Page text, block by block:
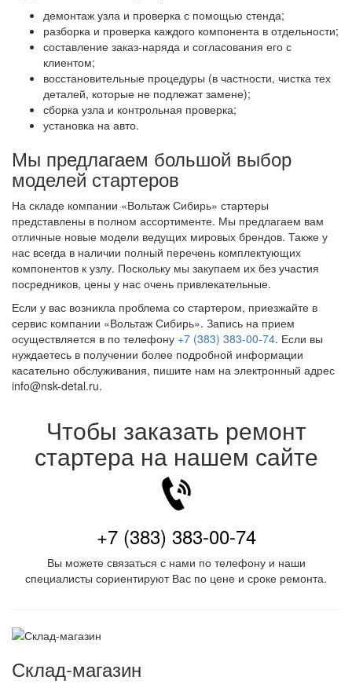
демонтаж узла и проверка с помощью стенда;
разборка и проверка каждого компонента в отдельности;
составление заказ-наряда и согласования его с
клиентом;
восстановительные процедуры (в частности, чистка тех
деталей, которые не подлежат замене);
сборка узла и контрольная проверка;
установка на авто.
Мы предлагаем большой выбор
моделей стартеров
На складе компании «Вольтаж Сибирь» стартеры
представлены в полном ассортименте. Мы предлагаем вам
отличные новые модели ведущих мировых брендов. Также у
нас всегда в наличии полный перечень комплектующих
компонентов к узлу. Поскольку мы закупаем их без участия
посредников, цены у нас очень привлекательные.
Если у вас возникла проблема со стартером, приезжайте в
сервис компании «Вольтаж Сибирь». Запись на прием
осуществляется в по телефону +7 (383) 383-00-74. Если вы
нуждаетесь в получении более подробной информации
касательно обслуживания, пишите нам на электронный адрес
info@nsk-detal.ru.
Чтобы заказать ремонт
стартера на нашем сайте
+7 (383) 383-00-74
Вы можете связаться с нами по телефону и наши
специалисты сориентируют Вас по цене и сроке ремонта.
Склад-магазин